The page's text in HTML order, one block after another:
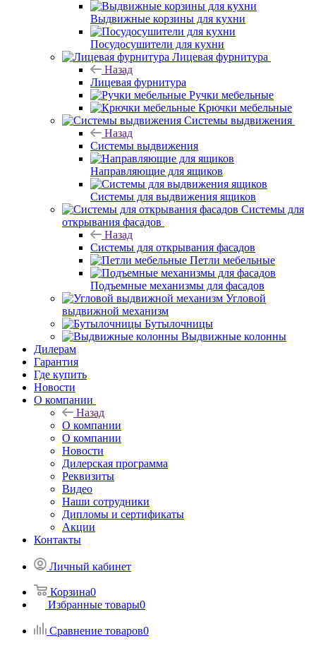
Выдвижные корзины для кухни
Посудосушители для кухни
Лицевая фурнитура
Назад
Лицевая фурнитура
Ручки мебельные
Крючки мебельные
Системы выдвижения
Назад
Системы выдвижения
Направляющие для ящиков
Системы для выдвижения ящиков
Системы для
открывания фасадов
Назад
Системы для открывания фасадов
Петли мебельные
Подъемные механизмы для фасадов
Угловой
выдвижной механизм
Бутылочницы
Выдвижные колонны
Дилерам
Гарантия
Где купить
Новости
О компании
Назад
О компании
О компании
Новости
Дилерская программа
Реквизиты
Видео
Наши сотрудники
Дипломы и сертификаты
Акции
Контакты
Личный кабинет
Корзина0
Избранные товары0
Сравнение товаров0